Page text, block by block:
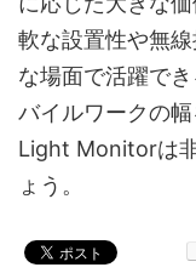
軟な設置性や無
な場面で活躍で
バイルワークの
Light Monitorは
ょう。